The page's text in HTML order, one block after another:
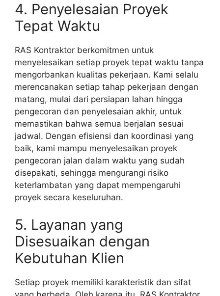
4. Penyelesaian Proyek
Tepat Waktu
RAS Kontraktor berkomitmen untuk
menyelesaikan setiap proyek tepat waktu tanpa
mengorbankan kualitas pekerjaan. Kami selalu
merencanakan setiap tahap pekerjaan dengan
matang, mulai dari persiapan lahan hingga
pengecoran dan penyelesaian akhir, untuk
memastikan bahwa semua berjalan sesuai
jadwal. Dengan efisiensi dan koordinasi yang
baik, kami mampu menyelesaikan proyek
pengecoran jalan dalam waktu yang sudah
disepakati, sehingga mengurangi risiko
keterlambatan yang dapat mempengaruhi
proyek secara keseluruhan.
5. Layanan yang
Disesuaikan dengan
Kebutuhan Klien
Setiap proyek memiliki karakteristik dan sifat